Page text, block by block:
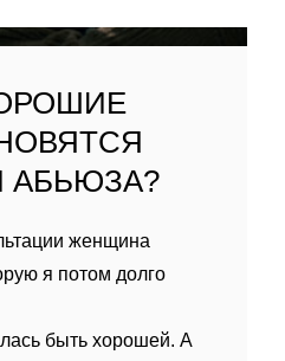
АБЬЮЗА?
женщина
я потом долго
быть хорошей. А